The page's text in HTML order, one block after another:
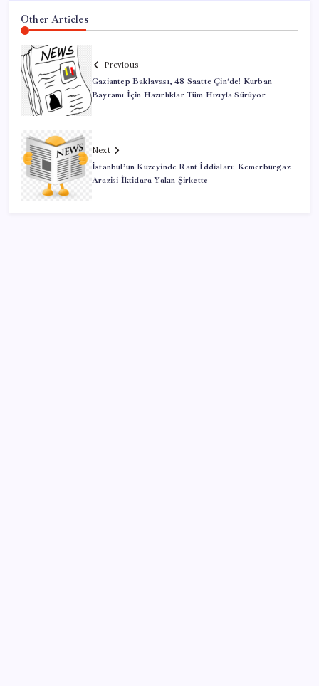
Other Articles
Previous
Gaziantep Baklavası, 48 Saatte Çin’de! Kurban
Bayramı İçin Hazırlıklar Tüm Hızıyla Sürüyor
Next
İstanbul’un Kuzeyinde Rant İddiaları: Kemerburgaz
Arazisi İktidara Yakın Şirkette